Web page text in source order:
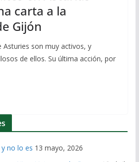
carta a la
Gijón
Asturies son muy activos, y
de ellos. Su última acción, por
no lo es 13 mayo, 2026